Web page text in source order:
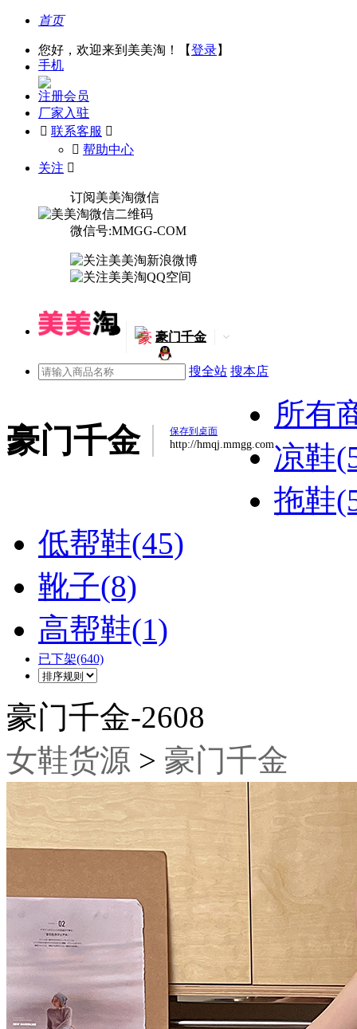
首页
您好，欢迎来到美美淘！【登录】
手机
注册会员
厂家入驻
 联系客服 
󰅃 帮助中心
关注 
订阅美美淘微信
微信号:MMGG-COM
豪 豪门千金
搜全站 搜本店
豪门千金 保存到桌面
http://hmqj.mmgg.com
所有
凉鞋
拖鞋
低帮鞋(45)
靴子(8)
高帮鞋(1)
已下架(640)
豪门千金-2608
女鞋货源 > 豪门千金